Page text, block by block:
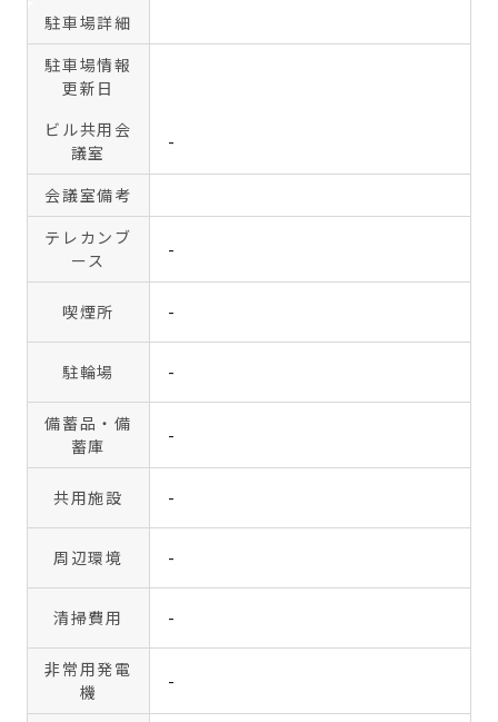
駐車場詳細
駐車場情報
更新日
ビル共用会
議室
-
会議室備考
テレカンブ
ース
-
喫煙所 -
駐輪場 -
備蓄品・備
蓄庫
-
共用施設 -
周辺環境 -
清掃費用 -
非常用発電
機
-